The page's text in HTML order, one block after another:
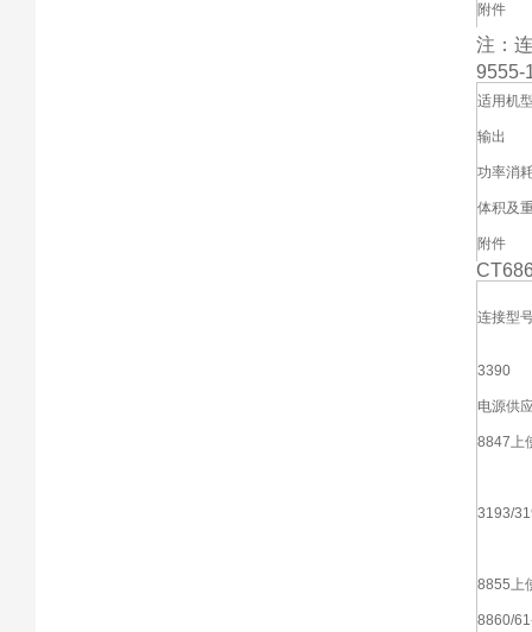
附件
注：
9555-
适用机
输出
功率消
体积及
附件
连接型
3390
电源供
8847上
3193/
8855上
8860/